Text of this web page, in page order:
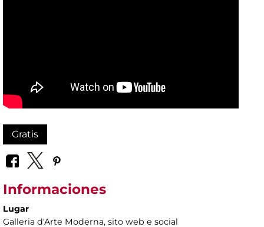
Gratis
Informaciones
Lugar
Galleria d'Arte Moderna, sito web e social